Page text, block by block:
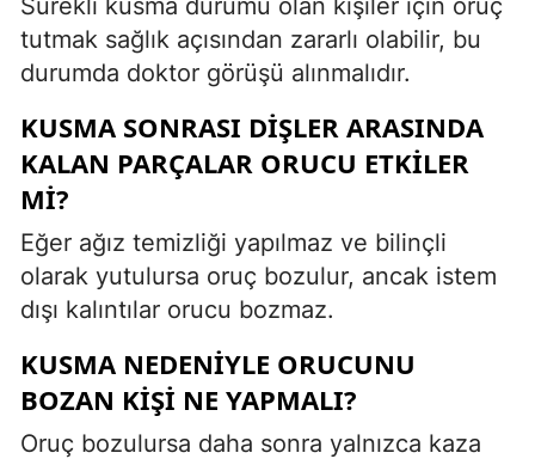
tutmak sağlık açısından zararlı olabilir, bu
durumda doktor görüşü alınmalıdır.
KUSMA SONRASI DIŞLER ARASINDA
KALAN PARÇALAR ORUCU ETKILER
MI?
Eğer ağız temizliği yapılmaz ve bilinçli
olarak yutulursa oruç bozulur, ancak istem
dışı kalıntılar orucu bozmaz.
KUSMA NEDENIYLE ORUCUNU
BOZAN KIŞI NE YAPMALI?
Oruç bozulursa daha sonra yalnızca kaza